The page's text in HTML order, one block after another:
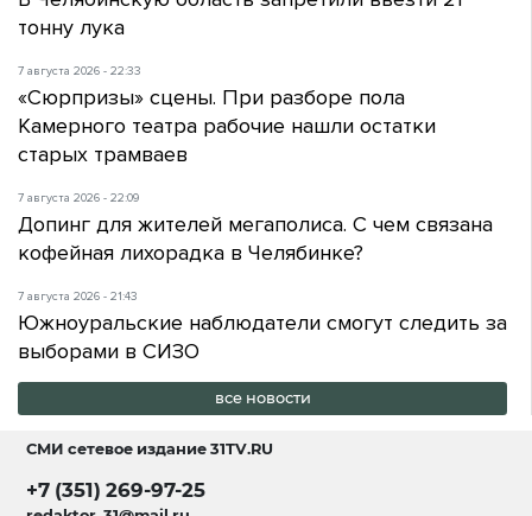
тонну лука
7 августа 2026 - 22:33
«Сюрпризы» сцены. При разборе пола
Камерного театра рабочие нашли остатки
старых трамваев
7 августа 2026 - 22:09
Допинг для жителей мегаполиса. С чем связана
кофейная лихорадка в Челябинке?
7 августа 2026 - 21:43
Южноуральские наблюдатели смогут следить за
выборами в СИЗО
все новости
СМИ сетевое издание31TV.RU
+7 (351) 269-97-25